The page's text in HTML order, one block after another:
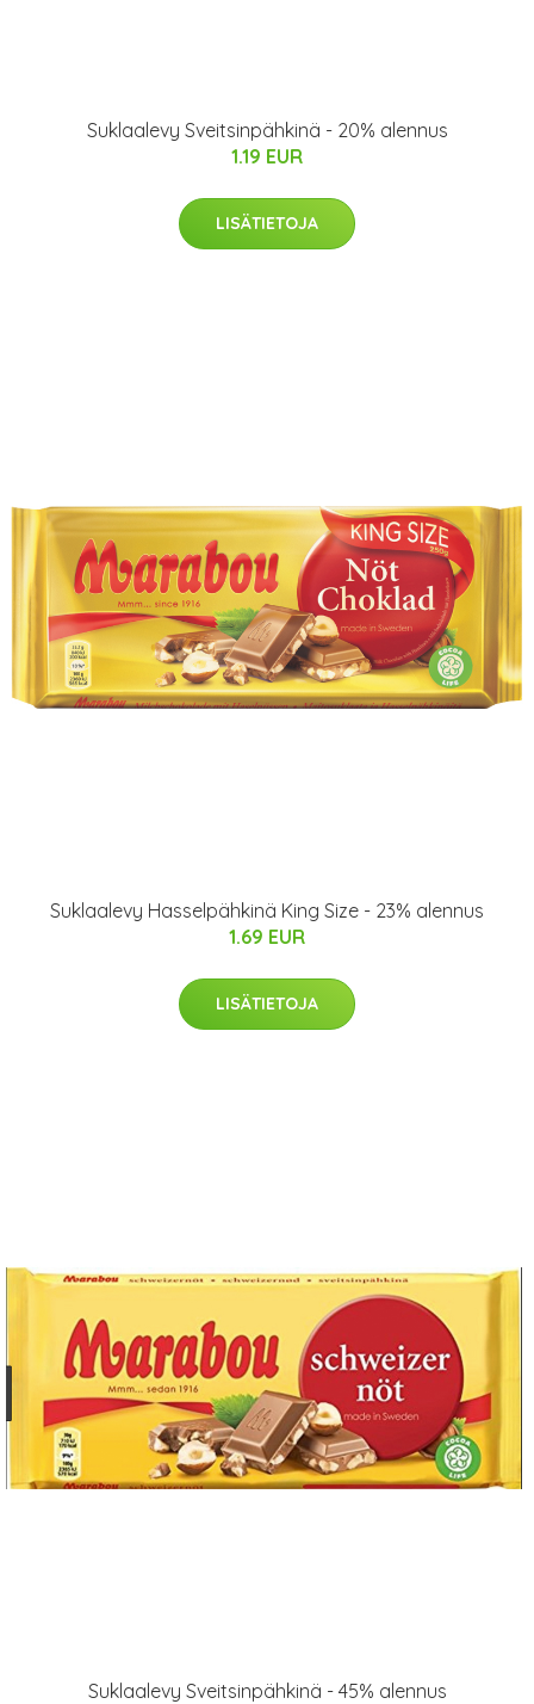
Suklaalevy Sveitsinpähkinä - 20% alennus
1.19 EUR
LISÄTIETOJA
Suklaalevy Hasselpähkinä King Size - 23% alennus
1.69 EUR
LISÄTIETOJA
Suklaalevy Sveitsinpähkinä - 45% alennus